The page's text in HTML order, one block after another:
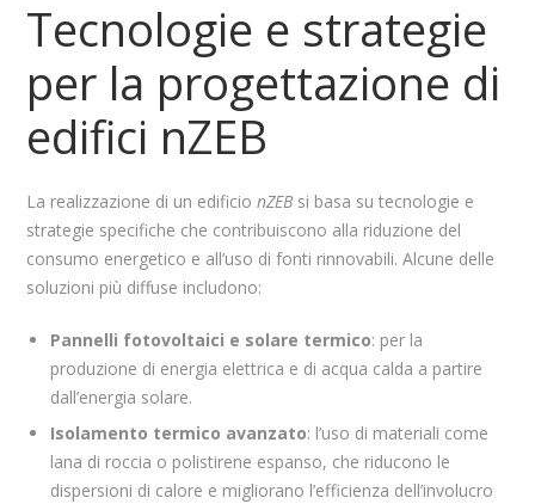
Tecnologie e strategie
per la progettazione di
edifici nZEB
La realizzazione di un edificionZEB si basa su tecnologie e
strategie specifiche che contribuiscono alla riduzione del
consumo energetico e all’uso di fonti rinnovabili. Alcune delle
soluzioni più diffuse includono:
Pannelli fotovoltaici e solare termico: per la
produzione di energia elettrica e di acqua calda a partire
dall’energia solare.
Isolamento termico avanzato: l’uso di materiali come
lana di roccia o polistirene espanso, che riducono le
dispersioni di calore e migliorano l’efficienza dell’involucro